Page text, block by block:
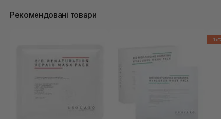
Рекомендовані товари
-